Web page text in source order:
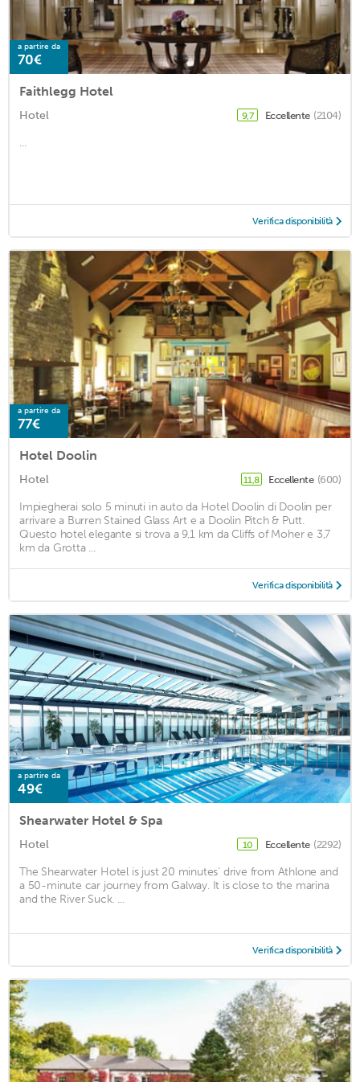
a partire da
70€
Faithlegg Hotel
Hotel 9,7 Eccellente (2104)
...
Verifica disponibilità
a partire da
77€
Hotel Doolin
Hotel 11,8 Eccellente (600)
Impiegherai solo 5 minuti in auto da Hotel Doolin di Doolin per
arrivare a Burren Stained Glass Art e a Doolin Pitch & Putt.
Questo hotel elegante si trova a 9,1 km da Cliffs of Moher e 3,7
km da Grotta ...
Verifica disponibilità
a partire da
49€
Shearwater Hotel & Spa
Hotel 10 Eccellente (2292)
The Shearwater Hotel is just 20 minutes' drive from Athlone and
a 50-minute car journey from Galway. It is close to the marina
and the River Suck. ...
Verifica disponibilità